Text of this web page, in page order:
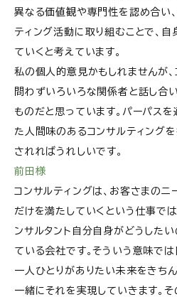
異なる価値観や専門性を認め合い
ティング活動に取り組むことで、自
ていくと考えています。
私の個人的意見かもしれませんが、
問わずいろいろな関係者と話し合
ものだと思っています。パーパスを
た人間味のあるコンサルティング
されればうれしいです。
前田様
コンサルティングは、お客さまのニ
だけを満たしていくという仕事で
ンサルタント自分自身がどうした
ている会社です。そういう意味で
一人ひとりがありたい未来をきち
一緒にそれを実現していきます。